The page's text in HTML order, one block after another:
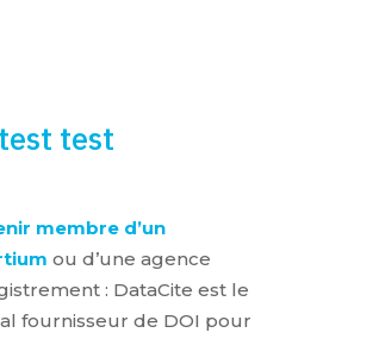
test
membre d’un
ou d’une agence
: DataCite est le
fournisseur de DOI pour